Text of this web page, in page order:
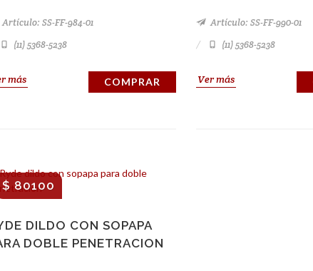
Artículo: SS-FF-984-01
(11) 5368-5238
más COMPRAR
Artículo: SS-FF-990-01
(11) 5368-5238
Ver más
DILDO CON SOPAPA
DOBLE PENETRACION
$ 80100